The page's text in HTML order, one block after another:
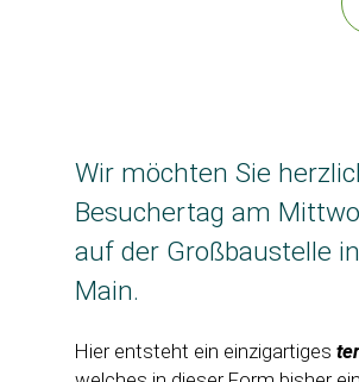
Wir möchten Sie
Besuchertag am
auf der Großbaustelle
Main.
Hier entsteht ein einzigartiges